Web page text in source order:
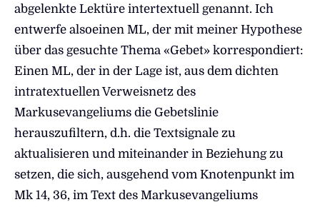
abgelenkte Lektüre intertextuell genannt. Ich
entwerfe alsoeinen ML, der mit meiner Hypothese
über das gesuchte Thema «Gebet» korrespondiert:
Einen ML, der in der Lage ist, aus dem dichten
intratextuellen Verweisnetz des
Markusevangeliums die Gebetslinie
herauszufiltern, d.h. die Textsignale zu
aktualisieren und miteinander in Beziehung zu
setzen, die sich, ausgehend vom Knotenpunkt im
Mk 14, 36, im Text des Markusevangeliums